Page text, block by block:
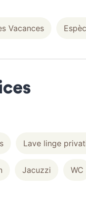
Vacances
Lave linge
Jacuzzi WC